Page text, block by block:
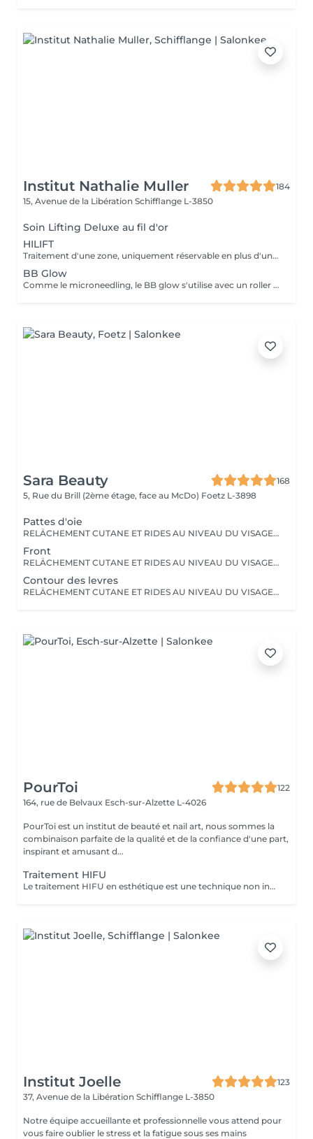
Institut Nathalie Muller
184
15, Avenue de la Libération Schifflange L-3850
Soin Lifting Deluxe au fil d'or
HILIFT
Traitement d'une zone, uniquement réservable en plus d'un soin nettoyant HILIFT : appareil haute technologie combinant la cryothérapie et la radiofréquence dernière génération. Pour une peau liftée, raffermie, réduit les poches et cernes, élimine résultats durables
BB Glow
Comme le microneedling, le BB glow s'utilise avec un roller ou un stylo doté de nano-aiguilles plus fines qui font pénétrer un sérum, cette fois-ci teinté. Compatible à tout profil cutané, ce soin esthétique permet de masquer les imperfections, d'unifier le teint et d'hydrater la peau.
Sara Beauty
168
5, Rue du Brill (2ème étage, face au McDo) Foetz L-3898
Pattes d'oie
RELÄCHEMENT CUTANE ET RIDES AU NIVEAU DU VISAGE OU DU CORPS. PAS BESOIN DE PASSER PAR LA CASE CHIRURGIE POUR LES ÉLIMINER. LE PLASMA LIFT EST UNE TECHNIQUE ESTHÉTIQUE NON-INVASIVE QUI PROMET UN RAJEUNISSEMENT CUTANÉ RAPIDE ET EFFICACE.
Front
RELÄCHEMENT CUTANE ET RIDES AU NIVEAU DU VISAGE OU DU CORPS. PAS BESOIN DE PASSER PAR LA CASE CHIRURGIE POUR LES ÉLIMINER. LE PLASMA LIFT EST UNE TECHNIQUE ESTHÉTIQUE NON-INVASIVE QUI PROMET UN RAJEUNISSEMENT CUTANÉ RAPIDE ET EFFICACE.
Contour des levres
RELÄCHEMENT CUTANE ET RIDES AU NIVEAU DU VISAGE OU DU CORPS. PAS BESOIN DE PASSER PAR LA CASE CHIRURGIE POUR LES ÉLIMINER. LE PLASMA LIFT EST UNE TECHNIQUE ESTHÉTIQUE NON-INVASIVE QUI PROMET UN RAJEUNISSEMENT CUTANÉ RAPIDE ET EFFICACE.
PourToi
122
164, rue de Belvaux Esch-sur-Alzette L-4026
PourToi est un institut de beauté et nail art, nous sommes la
combinaison parfaite de la qualité et de la confiance d'une part,
inspirant et amusant d...
Traitement HIFU
Le traitement HIFU en esthétique est une technique non invasive utilisant des ultrasons focalisés pour chauffer et stimuler la peau, réduisant la graisse ou raffermissant les tissus (comme pour le rajeunissement facial), avec précision et sans chirurgie. Sous réserve d'une première évaluation.
Institut Joelle
123
37, Avenue de la Libération Schifflange L-3850
Notre équipe accueillante et professionnelle vous attend pour
vous faire oublier le stress et la fatigue sous ses mains